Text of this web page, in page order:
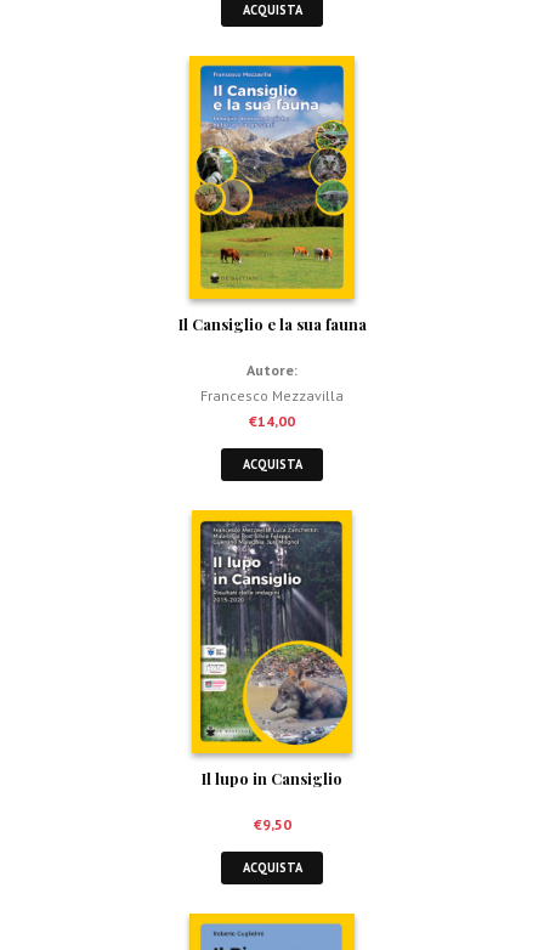
ACQUISTA
Il Cansiglio e la sua fauna
Autore:
Francesco Mezzavilla
€14,00
ACQUISTA
Il lupo in Cansiglio
€9,50
ACQUISTA